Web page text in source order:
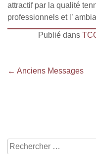
attractif par la qualité
professionnels et l’
Publié dans
Navigation
← Anciens Messages
Rechercher